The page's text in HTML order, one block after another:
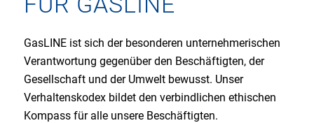
GasLINE ist sich der besonderen unternehmerischen
Verantwortung gegenüber den Beschäftigten, der
Gesellschaft und der Umwelt bewusst. Unser
Verhaltenskodex bildet den verbindlichen ethischen
Kompass für alle unsere Beschäftigten.